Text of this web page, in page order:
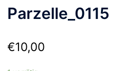
Parzelle_0115
€10,00